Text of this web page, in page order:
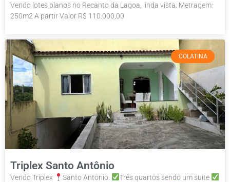
Vendo lotes planos no Recanto da Lagoa, linda vista. Metragem:
250m2 A partir Valor R$ 110.000,00
COLATINA
Triplex Santo Antônio
Vendo Triplex Santo Antonio.
Três quartos sendo um suíte